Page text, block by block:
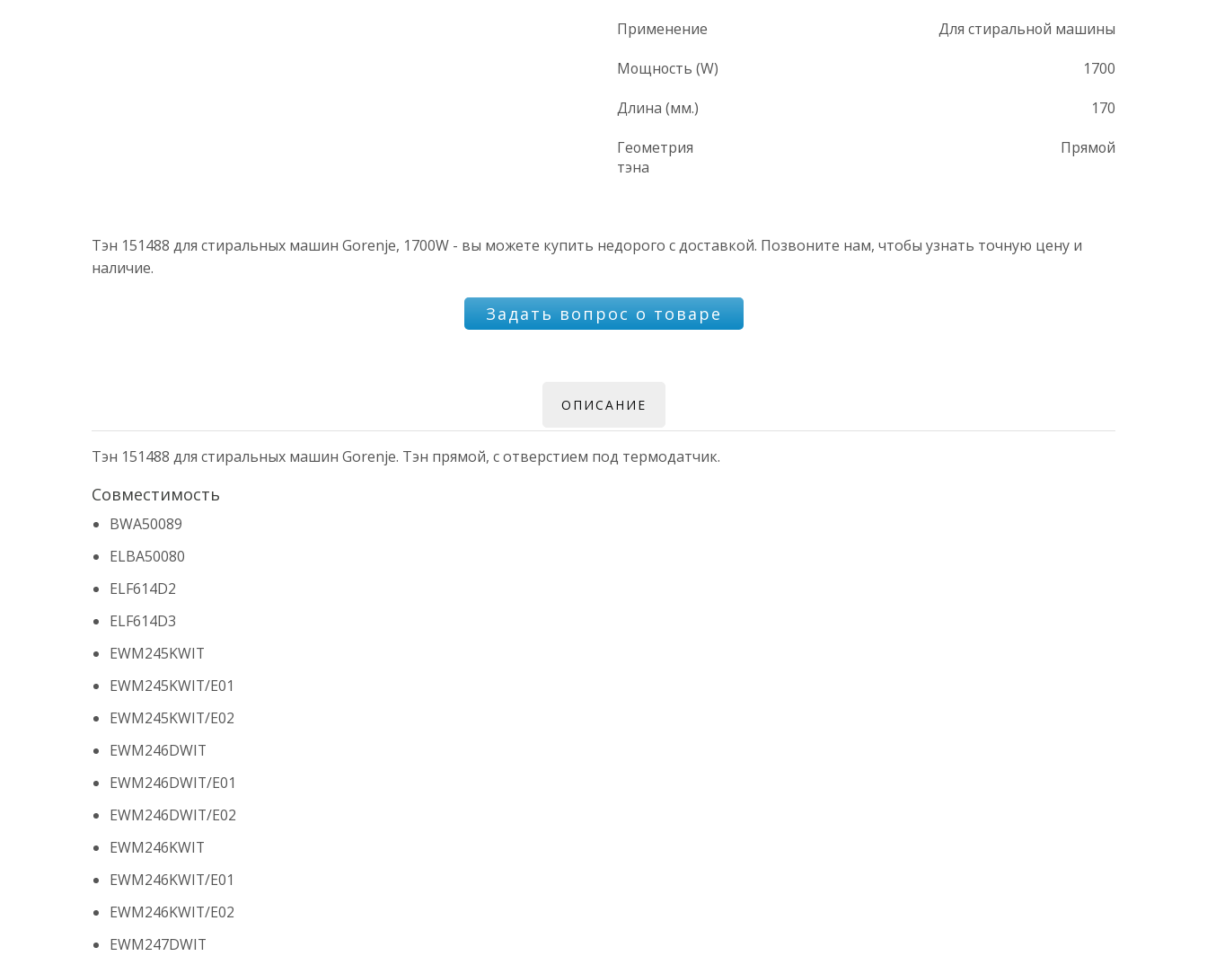
Применение
Для стиральной машины
Мощность (W)
1700
Длина (мм.)
170
Геометрия
тэна
Прямой
Тэн 151488 для стиральных машин Gorenje, 1700W - вы можете купить недорого с доставкой. Позвоните нам, чтобы узнать точную цену и
наличие.
Задать вопрос о товаре
ОПИСАНИЕ
Тэн 151488 для стиральных машин Gorenje. Тэн прямой, с отверстием под термодатчик.
Совместимость
BWA50089
ELBA50080
ELF614D2
ELF614D3
EWM245KWIT
EWM245KWIT/E01
EWM245KWIT/E02
EWM246DWIT
EWM246DWIT/E01
EWM246DWIT/E02
EWM246KWIT
EWM246KWIT/E01
EWM246KWIT/E02
EWM247DWIT